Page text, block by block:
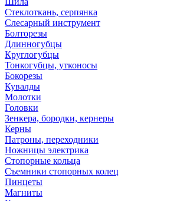
Стеклоткань, серпянка
Слесарный инструмент
Болторезы
Длинногубцы
Круглогубцы
Тонкогубцы, утконосы
Бокорезы
Кувалды
Молотки
Головки
Зенкера, бородки, кернеры
Керны
Патроны, переходники
Ножницы электрика
Стопорные кольца
Съемники стопорных колец
Пинцеты
Магниты